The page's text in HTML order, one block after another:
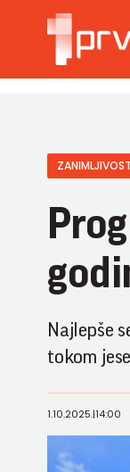
Najlepše
tokom
1.10.2025.|14:00